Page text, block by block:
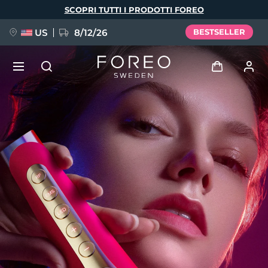
SCOPRI TUTTI I PRODOTTI FOREO
US 8/12/26 BESTSELLER
Accedi
Profilo utente
I miei dispositivi
I miei ordini
I miei indirizzi
I miei abbonamenti
NUOVO
FAQ™ Pure Beauty-Tech Elixir
BREAKING NEWS
issa™ Teeth Whitening Set
Lingua
English Deutsch
Español
Français
Italiano
Português
Polski
Svenska
Русский
Türkçe
简体中文 繁體中文